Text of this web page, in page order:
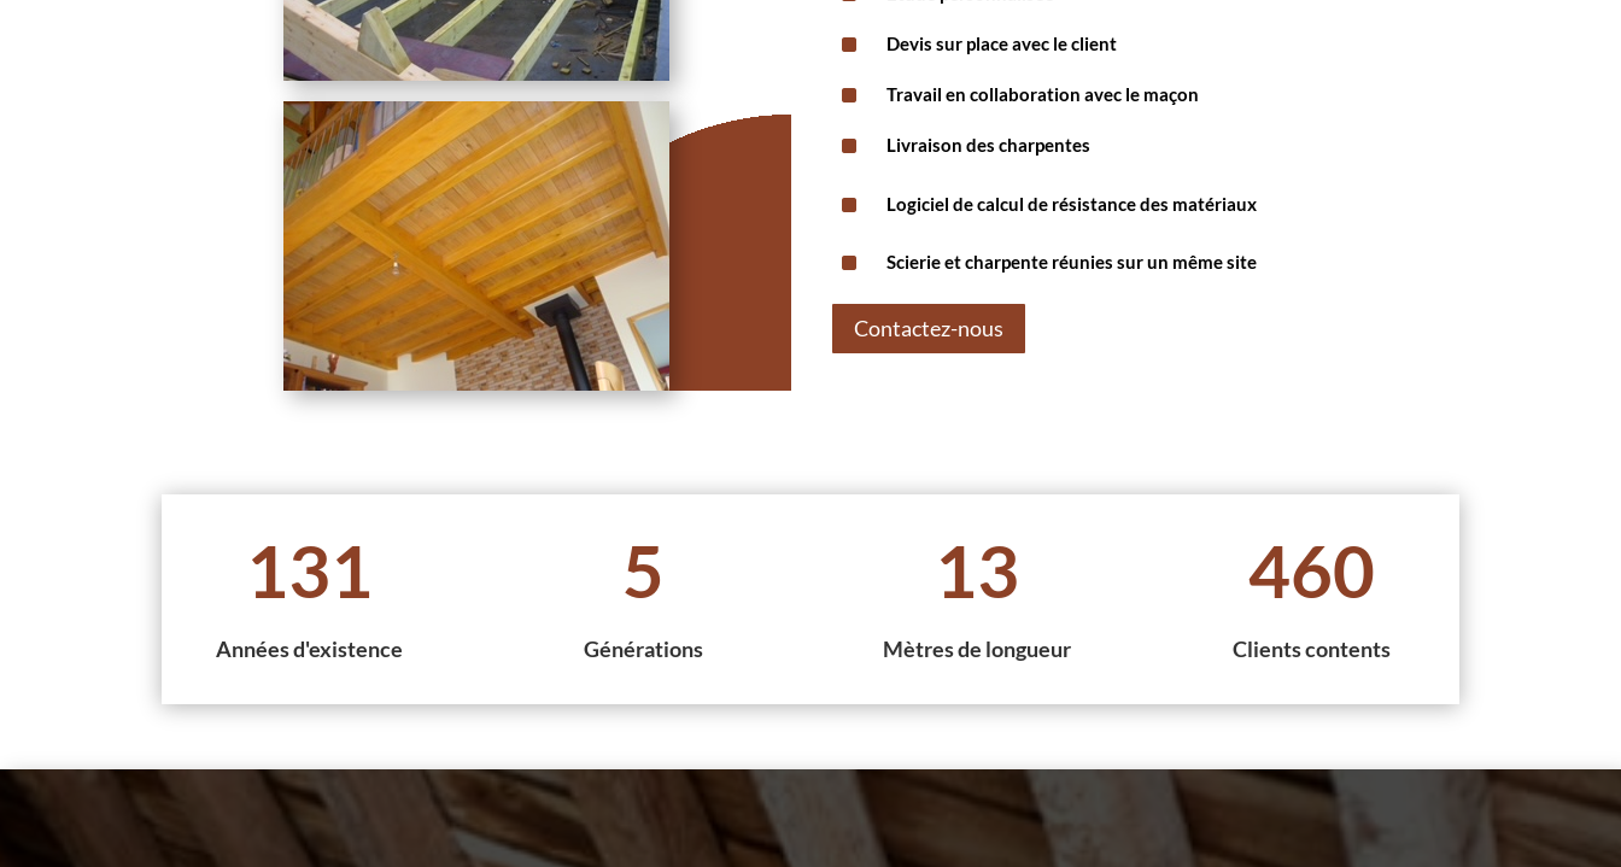
^ Devis sur place avec le client
^ Travail en collaboration avec le maçon
^ Livraison des charpentes
^ Logiciel de calcul de résistance des matériaux
^ Scierie et charpente réunies sur un même site
Contactez-nous
131
Années d'existence
5
Générations
13
Mètres de longueur
460
Clients contents